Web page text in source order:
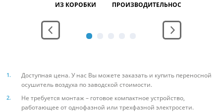
ИЗ КОРОБКИ
ПРОИЗВОДИТЕЛЬНОСТЬ
Доступная цена. У нас Вы можете заказать и купить переносной
осушитель воздуха по заводской стоимости.
Не требуется монтаж – готовое компактное устройство,
работающее от однофазной или трехфазной электросети.